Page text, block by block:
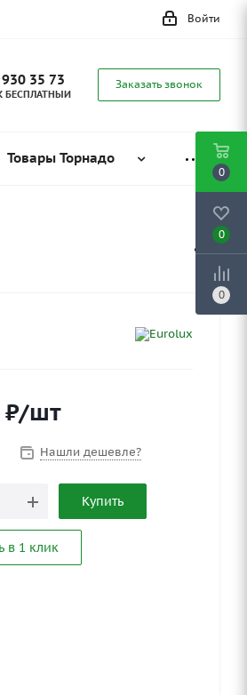
Войти
35 73
БЕСПЛАТНЫЙ
Заказать звонок
Товары Торнадо
₽/шт
Нашли дешевле?
Купить
в 1 клик
0
0
0